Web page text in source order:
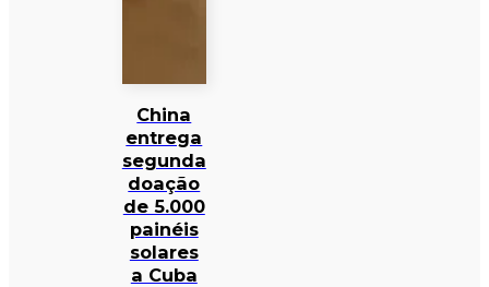
China
entrega
segunda
doação
de 5.000
painéis
solares
a Cuba